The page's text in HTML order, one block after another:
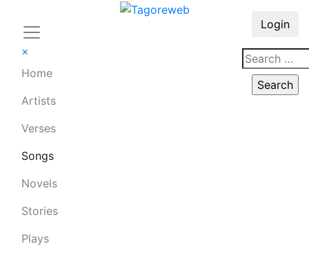
×
Home
Artists
Verses
Songs
Novels
Stories
Plays
Login